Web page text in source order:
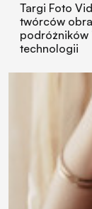
Targi Foto
twórców
podróżników
technologii